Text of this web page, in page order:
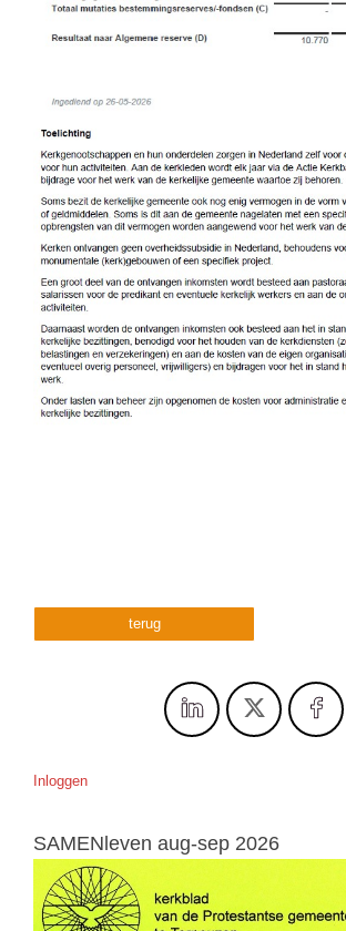
terug
Inloggen
SAMENleven aug-sep 2026